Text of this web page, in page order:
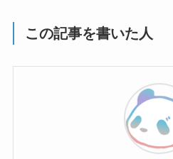
この記事を書いた人